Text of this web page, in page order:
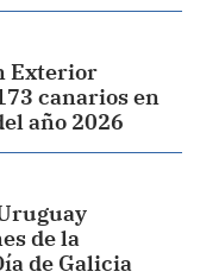
Exterior
canarios en
año 2026
de la
de Galicia